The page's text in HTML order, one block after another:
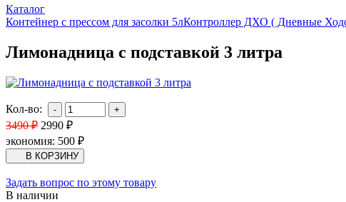
Каталог
Контейнер с прессом для засолки 5лКонтроллер ДХО ( Дневные
Лимонадница с подставкой 3 литра
Кол-во:
3490₽ 2990 ₽
экономия: 500 ₽
Задать вопрос по этому товару
В наличии